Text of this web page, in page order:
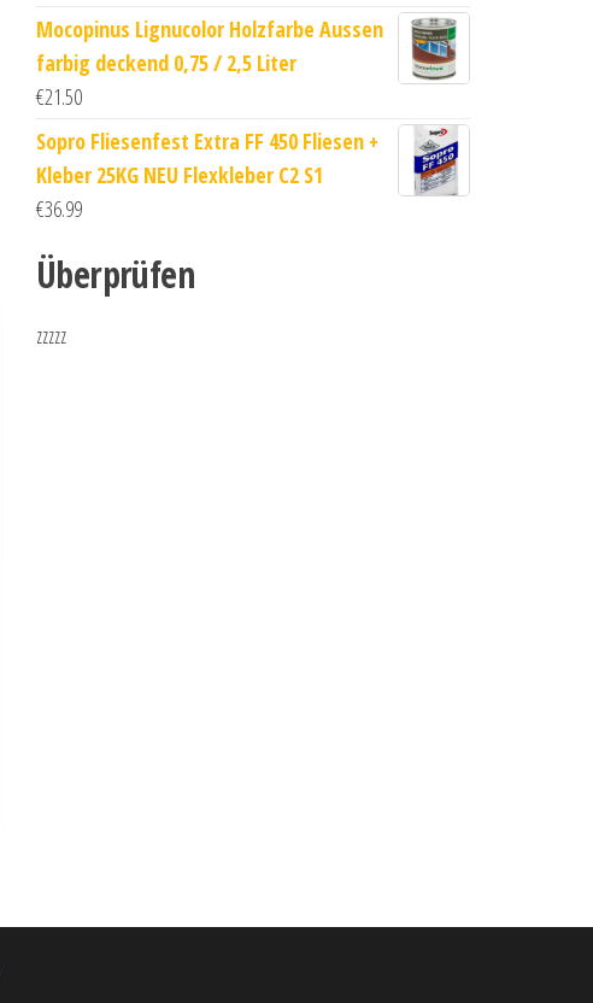
Mocopinus Lignucolor Holzfarbe Aussen
farbig deckend 0,75 / 2,5 Liter
€21.50
Sopro Fliesenfest Extra FF 450 Fliesen +
Kleber 25KG NEU Flexkleber C2 S1
€36.99
Überprüfen
zzzzz